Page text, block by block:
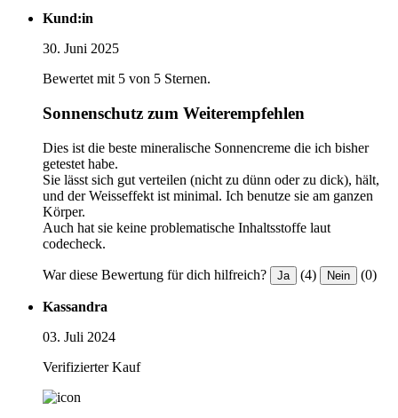
Kund:in
30. Juni 2025
Bewertet mit 5 von 5 Sternen.
Sonnenschutz zum Weiterempfehlen
Dies ist die beste mineralische Sonnencreme die ich bisher
getestet habe.
Sie lässt sich gut verteilen (nicht zu dünn oder zu dick), hält,
und der Weisseffekt ist minimal. Ich benutze sie am ganzen
Körper.
Auch hat sie keine problematische Inhaltsstoffe laut
codecheck.
War diese Bewertung für dich hilfreich? Ja (4) Nein (0)
Kassandra
03. Juli 2024
Verifizierter Kauf